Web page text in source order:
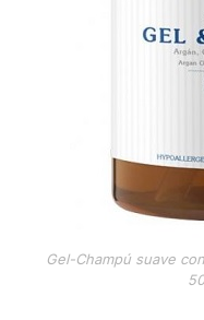
Gel-Champú suave